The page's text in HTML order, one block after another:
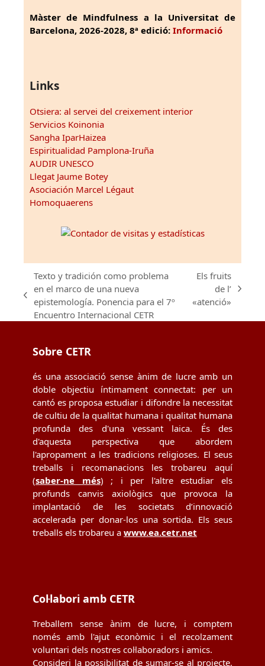
Màster de Mindfulness a la Universitat de
Barcelona, 2026-2028, 8ª edició: Informació
Links
Otsiera: al servei del creixement interior
Servicios Koinonia
Sangha IparHaizea
Espiritualidad Pamplona-Iruña
AUDIR UNESCO
Llegat Jaume Botey
Asociación Marcel Légaut
Homoquaerens
previous
post:
Texto y tradición como problema
en el marco de una nueva
epistemología. Ponencia para el 7º
Encuentro Internacional CETR
post:
Els fruits
de l’
«atenció»
Sobre CETR
és una associació sense ànim de lucre amb un
doble objectiu íntimament connectat: per un
cantó es proposa estudiar i difondre la necessitat
de cultiu de la qualitat humana i qualitat humana
profunda des d'una vessant laica. És des
d'aquesta perspectiva que abordem
l'apropament a les tradicions religioses. El seus
treballs i recomanacions les trobareu aquí
(saber-ne més) ; i per l'altre estudiar els
profunds canvis axiològics que provoca la
implantació de les societats d’innovació
accelerada per donar-los una sortida. Els seus
treballs els trobareu a www.ea.cetr.net
Col·labori amb CETR
Treballem sense ànim de lucre, i comptem
només amb l'ajut econòmic i el recolzament
voluntari dels nostres col·laboradors i amics.
Consideri la possibilitat de sumar-se al projecte,